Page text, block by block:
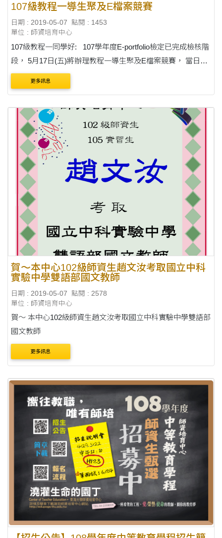
107級教程一導生聚及E檔案競賽
日期 : 2019-05-07
點閱 : 1453
單位 : 師資培育中心
107級教程一同學好: 107學年度E-portfolio檢定已完成檢核階
段， 5月17日(五)將辦理教程一導生聚及E檔案競賽， 當日詳
細流程如附件所示。 請107級教程一全體同學準時參加唷!
請攜帶「東海大學師資培育....
更多訊息
賀～本中心102級師資生趙文汝考取國立中科
實驗中學雙語部國文教師
日期 : 2019-05-07
點閱 : 2578
單位 : 師資培育中心
賀～ 本中心102級師資生趙文汝考取國立中科實驗中學雙語部
國文教師
更多訊息